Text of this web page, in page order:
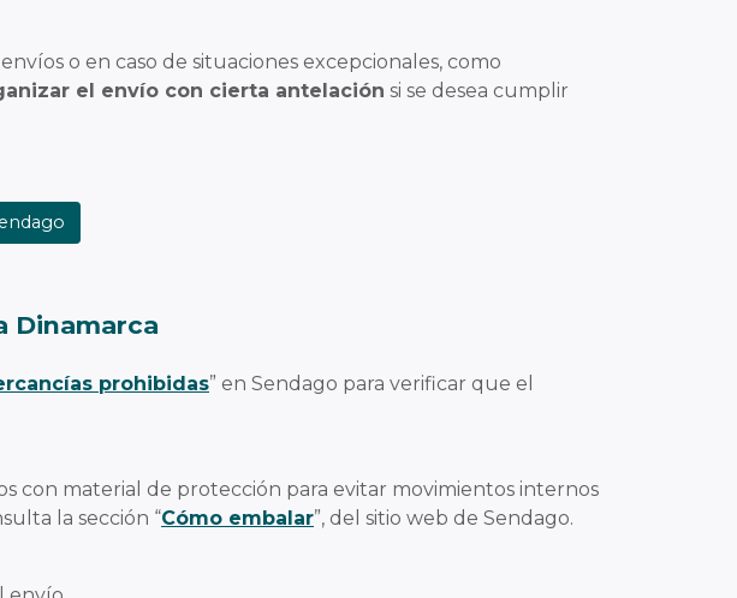
o en caso de situaciones excepcionales, como
el envío con cierta antelación si se desea cumplir
Dinamarca
prohibidas” en Sendago para verificar que el
con material de protección para evitar movimientos internos
la sección “Cómo embalar”, del sitio web de Sendago.